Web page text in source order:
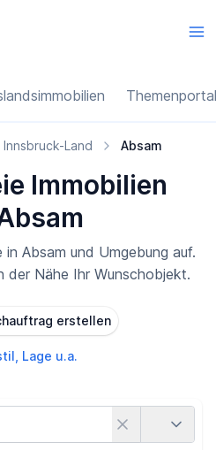
Innsbruck-Land Absam
Immobilien
Absam und Umgebung auf.
Nähe Ihr Wunschobjekt.
erstellen
Lage u.a.